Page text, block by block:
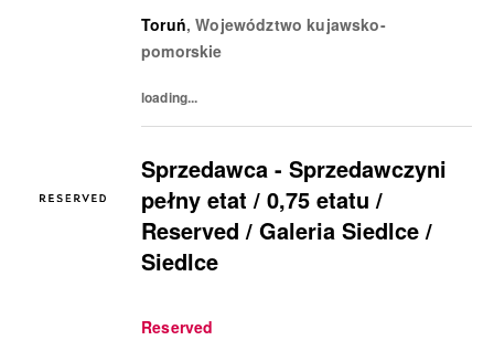
(VM) z uwzględnieniem zasad i estetyki
marki Współpracować z innymi...
Toruń,Województwo kujawsko-
pomorskie
loading...
Sprzedawca - Sprzedawczyni
pełny etat / 0,75 etatu /
Reserved / Galeria Siedlce /
Siedlce
Reserved